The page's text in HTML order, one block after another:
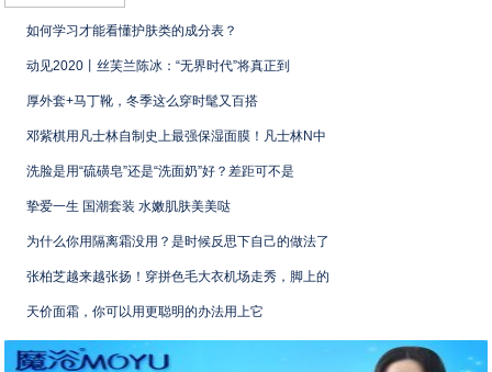
如何学习才能看懂护肤类的成分表？
动见2020丨丝芙兰陈冰：“无界时代”将真正到
厚外套+马丁靴，冬季这么穿时髦又百搭
邓紫棋用凡士林自制史上最强保湿面膜！凡士林N中
洗脸是用“硫磺皂”还是“洗面奶”好？差距可不是
挚爱一生 国潮套装 水嫩肌肤美美哒
为什么你用隔离霜没用？是时候反思下自己的做法了
张柏芝越来越张扬！穿拼色毛大衣机场走秀，脚上的
天价面霜，你可以用更聪明的办法用上它